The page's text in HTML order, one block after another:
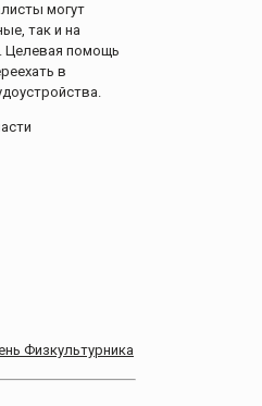
могут
так и на
Целевая помощь
в
Физкультурника